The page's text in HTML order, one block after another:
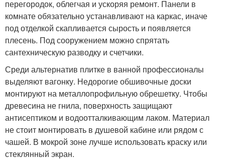
перегородок, облегчая и ускоряя ремонт. Панели в
комнате обязательно устанавливают на каркас, иначе
под отделкой скапливается сырость и появляется
плесень. Под сооружением можно спрятать
сантехническую разводку и счетчики.
Среди альтернатив плитке в ванной профессионалы
выделяют вагонку. Недорогие обшивочные доски
монтируют на металлопрофильную обрешетку. Чтобы
древесина не гнила, поверхность защищают
антисептиком и водоотталкивающим лаком. Материал
не стоит монтировать в душевой кабине или рядом с
чашей. В мокрой зоне лучше использовать краску или
стеклянный экран.